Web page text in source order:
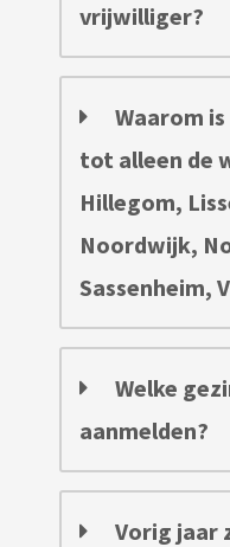
vrijwilliger?
Waarom
tot alleen de
Hillegom,
Noordwijk,
Sassenheim,
Welke
aanmelden?
Vorig jaar